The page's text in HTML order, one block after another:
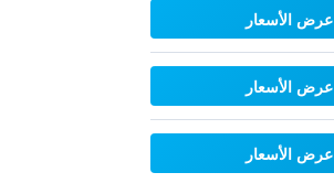
عرض الأسعار
عرض الأسعار
عرض الأسعار